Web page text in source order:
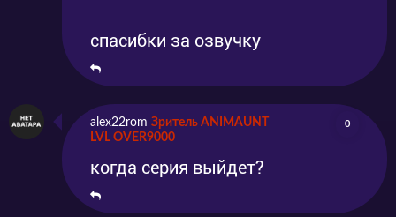
спасибки за озвучку
alex22rom Зритель ANIMAUNT
LVL OVER9000
0
когда серия выйдет?